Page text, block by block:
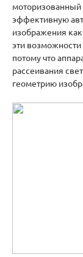
моторизованный
эффективную
изображения
эти
потому что
рассеивания
геометрию